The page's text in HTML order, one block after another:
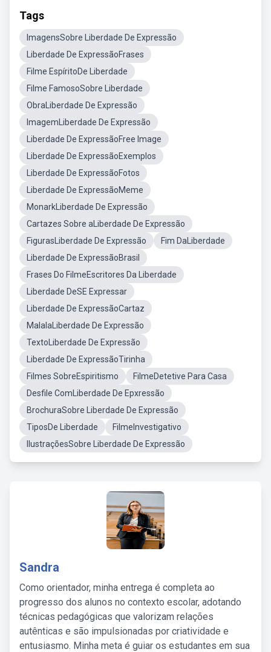
Tags
ImagensSobre Liberdade De Expressão
Liberdade De ExpressãoFrases
Filme EspíritoDe Liberdade
Filme FamosoSobre Liberdade
ObraLiberdade De Expressão
ImagemLiberdade De Expressão
Liberdade De ExpressãoFree Image
Liberdade De ExpressãoExemplos
Liberdade De ExpressãoFotos
Liberdade De ExpressãoMeme
MonarkLiberdade De Expressão
Cartazes Sobre aLiberdade De Expressão
FigurasLiberdade De Expressão
Fim DaLiberdade
Liberdade De ExpressãoBrasil
Frases Do FilmeEscritores Da Liberdade
Liberdade DeSE Expressar
Liberdade De ExpressãoCartaz
MalalaLiberdade De Expressão
TextoLiberdade De Expressão
Liberdade De ExpressãoTirinha
Filmes SobreEspiritismo
FilmeDetetive Para Casa
Desfile ComLiberdade De Epxressão
BrochuraSobre Liberdade De Expressão
TiposDe Liberdade
FilmeInvestigativo
IlustraçõesSobre Liberdade De Expressão
Sandra
Como orientador, minha entrega é completa ao
progresso dos alunos no contexto escolar, adotando
técnicas pedagógicas que valorizam relações
autênticas e são impulsionadas por criatividade e
entusiasmo. Minha meta é guiar os estudantes em sua